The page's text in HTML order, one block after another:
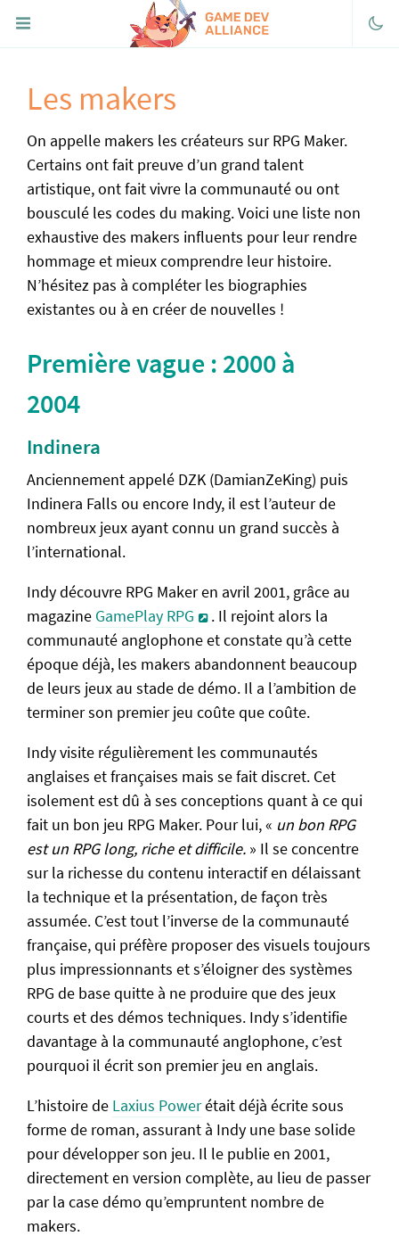
Discord
Twitter
Youtube
itch.io
FaireDesJeux.fr
« Portail de RPG Maker
Télécharger RPG Maker
Historique de la série
RPG Maker Starter Pack
Vue d'ensemble
Le mapping
Les évènements
Interrupteurs et variables
Documentation
Questions fréquentes
Caractéristiques et formules
Format des ressources
Exporter son jeu
Problèmes fréquents
Trucs et astuces
Travailler en équipe
Téléportation réaliste
Passer sur et sous un pont
Changer le splash screen
Scripts
Installer un script
Liste des scripts
L'univers du making
Culture making
Communautés
Les makers
Les makers
On appelle makers les créateurs sur RPG Maker.
Certains ont fait preuve d’un grand talent
artistique, ont fait vivre la communauté ou ont
bousculé les codes du making. Voici une liste non
exhaustive des makers influents pour leur rendre
hommage et mieux comprendre leur histoire.
N’hésitez pas à compléter les biographies
existantes ou à en créer de nouvelles !
Première vague : 2000 à
2004
Indinera
Anciennement appelé DZK (DamianZeKing) puis
Indinera Falls ou encore Indy, il est l’auteur de
nombreux jeux ayant connu un grand succès à
l’international.
Indy découvre RPG Maker en avril 2001, grâce au
magazine GamePlay RPG
. Il rejoint alors la
communauté anglophone et constate qu’à cette
époque déjà, les makers abandonnent beaucoup
de leurs jeux au stade de démo. Il a l’ambition de
terminer son premier jeu coûte que coûte.
Indy visite régulièrement les communautés
anglaises et françaises mais se fait discret. Cet
isolement est dû à ses conceptions quant à ce qui
fait un bon jeu RPG Maker. Pour lui, « un bon RPG
est un RPG long, riche et difficile. » Il se concentre
sur la richesse du contenu interactif en délaissant
la technique et la présentation, de façon très
assumée. C’est tout l’inverse de la communauté
française, qui préfère proposer des visuels toujours
plus impressionnants et s’éloigner des systèmes
RPG de base quitte à ne produire que des jeux
courts et des démos techniques. Indy s’identifie
davantage à la communauté anglophone, c’est
pourquoi il écrit son premier jeu en anglais.
L’histoire de Laxius Powerétait déjà écrite sous
forme de roman, assurant à Indy une base solide
pour développer son jeu. Il le publie en 2001,
directement en version complète, au lieu de passer
par la case démo qu’empruntent nombre de
makers.